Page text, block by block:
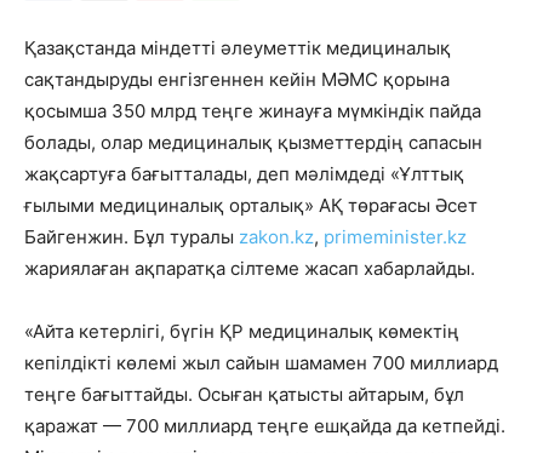
Қазақстанда міндетті әлеуметтік медициналық
сақтандыруды енгізгеннен кейін МӘМС қорына
қосымша 350 млрд теңге жинауға мүмкіндік пайда
болады, олар медициналық қызметтердің сапасын
жақсартуға бағытталады, деп мәлімдеді «Ұлттық
ғылыми медициналық орталық» АҚ төрағасы Әсет
Байгенжин. Бұл туралы zakon.kz, primeminister.kz
жариялаған ақпаратқа сілтеме жасап хабарлайды.
«Айта кетерлігі, бүгін ҚР медициналық көмектің
кепілдікті көлемі жыл сайын шамамен 700 миллиард
теңге бағыттайды. Осыған қатысты айтарым, бұл
қаражат — 700 миллиард теңге ешқайда да кетпейді.